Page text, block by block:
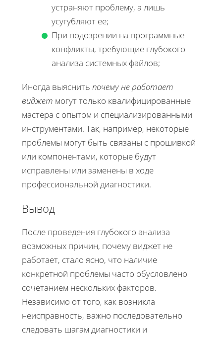
устраняют проблему, а лишь
усугубляют ее;
При подозрении на программные
конфликты, требующие глубокого
анализа системных файлов;
Иногда выяснить почему не работает
виджет могут только квалифицированные
мастера с опытом и специализированными
инструментами. Так, например, некоторые
проблемы могут быть связаны с прошивкой
или компонентами, которые будут
исправлены или заменены в ходе
профессиональной диагностики.
Вывод
После проведения глубокого анализа
возможных причин, почему виджет не
работает, стало ясно, что наличие
конкретной проблемы часто обусловлено
сочетанием нескольких факторов.
Независимо от того, как возникла
неисправность, важно последовательно
следовать шагам диагностики и